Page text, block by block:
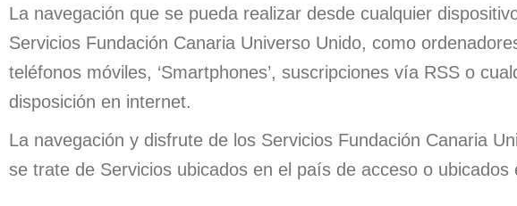
La navegación que se pueda realizar desde cualquier
Servicios Fundación Canaria Universo Unido, como
teléfonos móviles, ‘Smartphones’, suscripciones vía RSS o
disposición en internet.
La navegación y disfrute de los Servicios Fundación Canaria
se trate de Servicios ubicados en el país de acceso o ubicados